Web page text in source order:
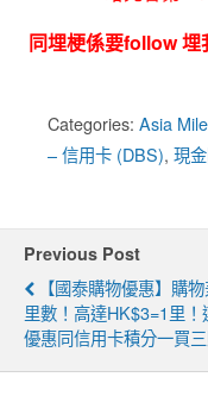
同埋梗係要follow 埋
Categories: Asia
– 信用卡 (DBS), 現
Previous Post
【國泰購物優惠】購
里數！高達HK$3=1里！
優惠同信用卡積分一買三